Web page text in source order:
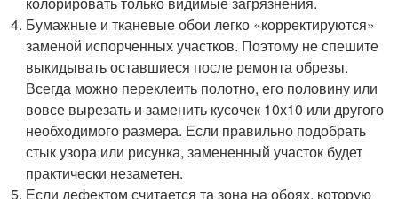
Бумажные и тканевые обои легко «корректируются»
заменой испорченных участков. Поэтому не спешите
выкидывать оставшиеся после ремонта обрезы.
Всегда можно переклеить полотно, его половину или
вовсе вырезать и заменить кусочек 10х10 или другого
необходимого размера. Если правильно подобрать
стык узора или рисунка, замененный участок будет
практически незаметен.
Если дефектом считается та зона на обоях, которую